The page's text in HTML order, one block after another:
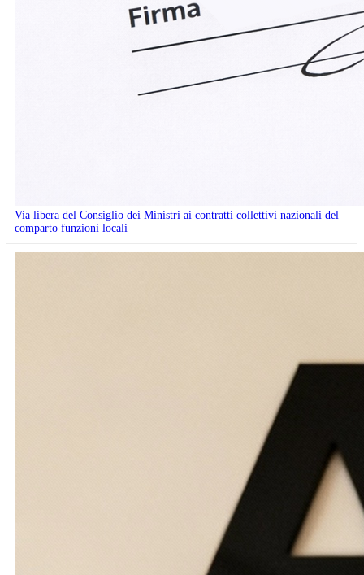
Via libera del Consiglio dei Ministri ai contratti collettivi nazionali del
comparto funzioni locali